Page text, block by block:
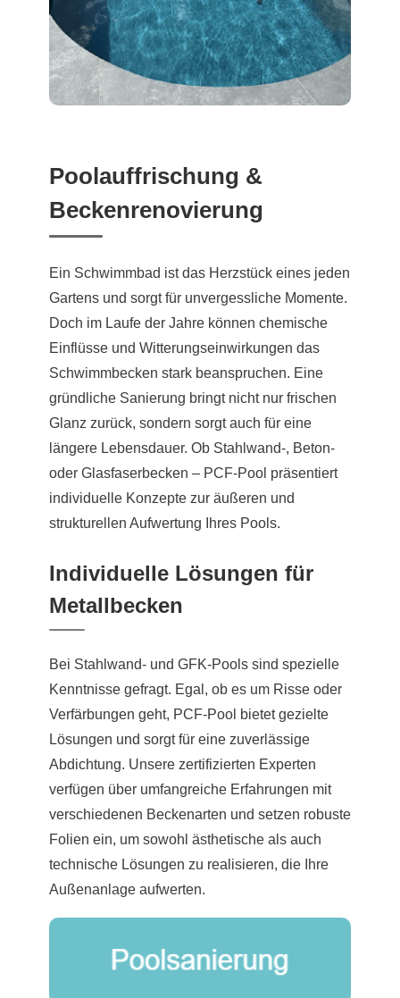
Poolauffrischung &
Beckenrenovierung
Ein Schwimmbad ist das Herzstück eines jeden
Gartens und sorgt für unvergessliche Momente.
Doch im Laufe der Jahre können chemische
Einflüsse und Witterungseinwirkungen das
Schwimmbecken stark beanspruchen. Eine
gründliche Sanierung bringt nicht nur frischen
Glanz zurück, sondern sorgt auch für eine
längere Lebensdauer. Ob Stahlwand-, Beton-
oder Glasfaserbecken – PCF-Pool präsentiert
individuelle Konzepte zur äußeren und
strukturellen Aufwertung Ihres Pools.
Individuelle Lösungen für
Metallbecken
Bei Stahlwand- und GFK-Pools sind spezielle
Kenntnisse gefragt. Egal, ob es um Risse oder
Verfärbungen geht, PCF-Pool bietet gezielte
Lösungen und sorgt für eine zuverlässige
Abdichtung. Unsere zertifizierten Experten
verfügen über umfangreiche Erfahrungen mit
verschiedenen Beckenarten und setzen robuste
Folien ein, um sowohl ästhetische als auch
technische Lösungen zu realisieren, die Ihre
Außenanlage aufwerten.